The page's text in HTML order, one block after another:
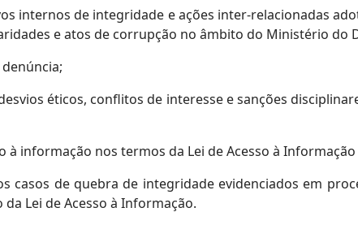
internos de integridade e ações inter-relacionadas
e atos de corrupção no âmbito do Ministério do
éticos, conflitos de interesse e sanções
informação nos termos da Lei de Acesso à Informação
casos de quebra de integridade evidenciados em
Lei de Acesso à Informação.